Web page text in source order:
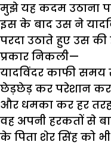
मुझे यह कदम उठाना
इस के बाद उस ने
परदा उठाते हुए उस की
प्रकार निकली—
यादविंदर काफी समय
छेड़छेड़ कर परेशान कर
और धमका कर हर
वह अपनी हरकतों से
के पिता शेर सिंह को